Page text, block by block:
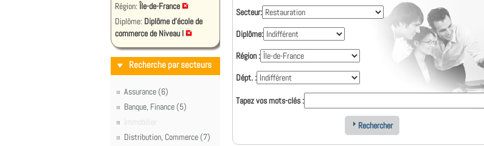
Région:Île-de-France
Diplôme: Diplôme d'école de
commerce de Niveau I
Recherche par secteurs
Assurance (6)
Banque, Finance (5)
Immobilier
Distribution, Commerce (7)
Secteur:
Diplôme:
Région :
Dépt. :
Tapez vos mots-clés :
Rechercher